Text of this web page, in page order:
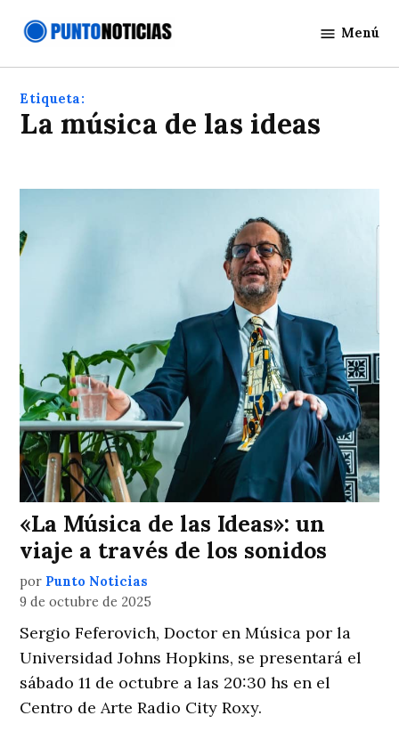
Noticias
Menú
Etiqueta:
La música de las ideas
«La Música de las Ideas»: un
viaje a través de los sonidos
por Punto Noticias
9 de octubre de 2025
Sergio Feferovich, Doctor en Música por la
Universidad Johns Hopkins, se presentará el
sábado 11 de octubre a las 20:30 hs en el
Centro de Arte Radio City Roxy.